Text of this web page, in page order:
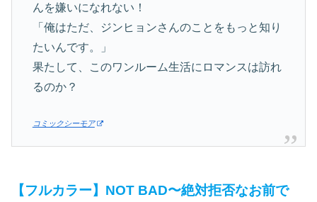
んを嫌いになれない！
「俺はただ、ジンヒョンさんのことをもっと知り
たいんです。」
果たして、このワンルーム生活にロマンスは訪れ
るのか？
コミックシーモア
【フルカラー】NOT BAD〜絶対拒否なお前で